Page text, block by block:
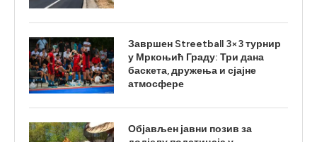
Завршен Streetball 3×3 турнир
у Мркоњић Граду: Три дана
баскета, дружења и сјајне
атмосфере
Објављен јавни позив за